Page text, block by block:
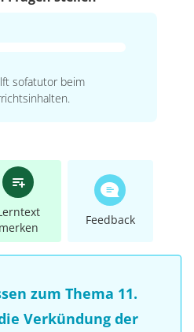
sofatutor beim
merken
Feedback
zum Thema 11.
Verkündung der